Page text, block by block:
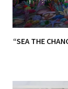
“SEA THE